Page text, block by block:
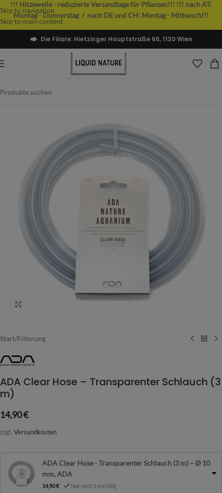
Skip to navigation
Skip to main content
!!! Hitzewelle - reduzierte Versandtage für Pflanzen!!! !!! nach AT:
Montag - Donnerstag / nach DE und CH: Montag - Mittwoch!!!
Die Filiale: Hietzinger Hauptstraße 66, 1130 Wien
Start/Filterung
ADA Clear Hose – Transparenter Schlauch (3
m)
14,90€
zzgl. Versandkosten
ADA Clear Hose - Transparenter Schlauch (3 m) – Ø 10
mm, ADA
14,90€ Nur noch 1 vorrätig